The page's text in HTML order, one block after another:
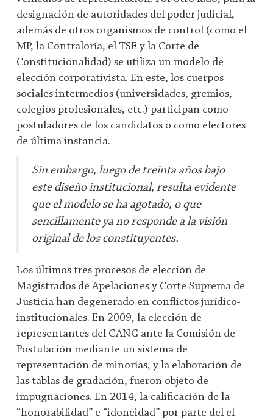
designación de autoridades del poder judicial,
además de otros organismos de control (como el
MP, la Contraloría, el TSE y la Corte de
Constitucionalidad) se utiliza un modelo de
elección corporativista. En este, los cuerpos
sociales intermedios (universidades, gremios,
colegios profesionales, etc.) participan como
postuladores de los candidatos o como electores
de última instancia.
Sin embargo, luego de treinta años bajo
este diseño institucional, resulta evidente
que el modelo se ha agotado, o que
sencillamente ya no responde a la visión
original de los constituyentes.
Los últimos tres procesos de elección de
Magistrados de Apelaciones y Corte Suprema de
Justicia han degenerado en conflictos jurídico-
institucionales. En 2009, la elección de
representantes del CANG ante la Comisión de
Postulación mediante un sistema de
representación de minorías, y la elaboración de
las tablas de gradación, fueron objeto de
impugnaciones. En 2014, la calificación de la
“honorabilidad” e “idoneidad” por parte del el